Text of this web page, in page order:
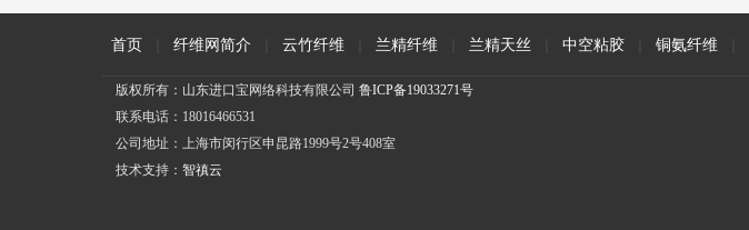
首页 纤维网简介 云竹纤维 兰精纤维 兰精天丝 中空粘胶 铜氨纤维
版权所有：山东进口宝网络科技有限公司 鲁ICP备19033271号
联系电话：18016466531
公司地址：上海市闵行区申昆路1999号2号408室
技术支持： 智禛云